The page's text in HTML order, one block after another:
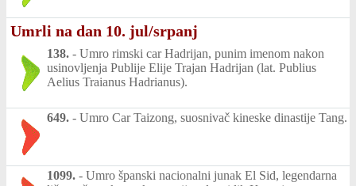
Umrli na dan 10. jul/srpanj
138. - Umro rimski car Hadrijan, punim imenom nakon
usinovljenja Publije Elije Trajan Hadrijan (lat. Publius
Aelius Traianus Hadrianus).
649. - Umro Car Taizong, suosnivač kineske dinastije Tang.
1099. - Umro španski nacionalni junak El Sid, legendarna